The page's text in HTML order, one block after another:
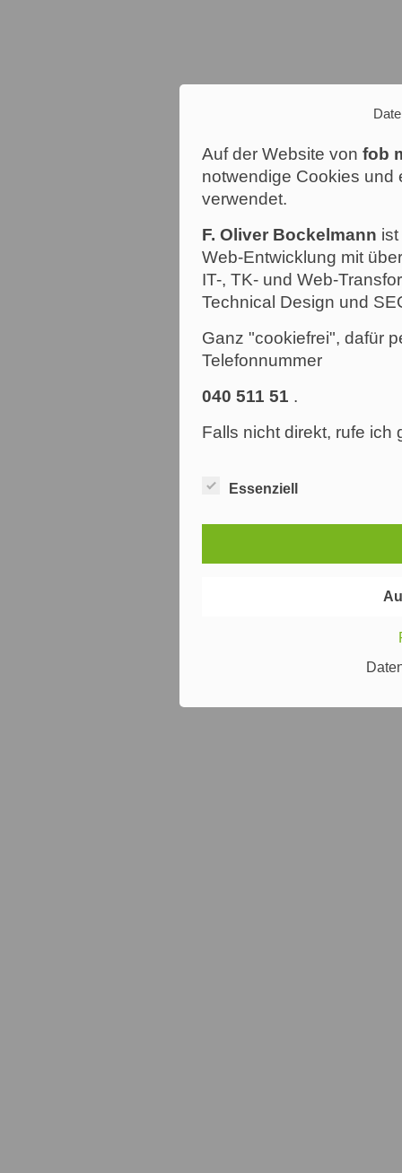
Auf der Website von fob
notwendige Cookies und
verwendet.
F. Oliver Bockelmann
Web-Entwicklung mit
IT-, TK- und Web-
Technical Design und
Ganz "cookiefrei", dafür
Telefonnummer
040 511 51 .
Falls nicht direkt, rufe ich
Essenziell